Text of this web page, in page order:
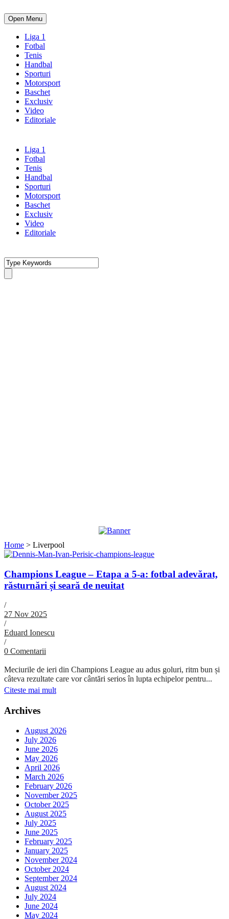
Open Menu
Liga 1
Fotbal
Tenis
Handbal
Sporturi
Motorsport
Baschet
Exclusiv
Video
Editoriale
Liga 1
Fotbal
Tenis
Handbal
Sporturi
Motorsport
Baschet
Exclusiv
Video
Editoriale
Home > Liverpool
Champions League – Etapa a 5-a: fotbal adevărat,
răsturnări și seară de neuitat
/
27 Nov 2025
/
Eduard Ionescu
/
0 Comentarii
Meciurile de ieri din Champions League au adus goluri, ritm bun și
câteva rezultate care vor cântări serios în lupta echipelor pentru...
Citeste mai mult
Archives
August 2026
July 2026
June 2026
May 2026
April 2026
March 2026
February 2026
November 2025
October 2025
August 2025
July 2025
June 2025
February 2025
January 2025
November 2024
October 2024
September 2024
August 2024
July 2024
June 2024
May 2024